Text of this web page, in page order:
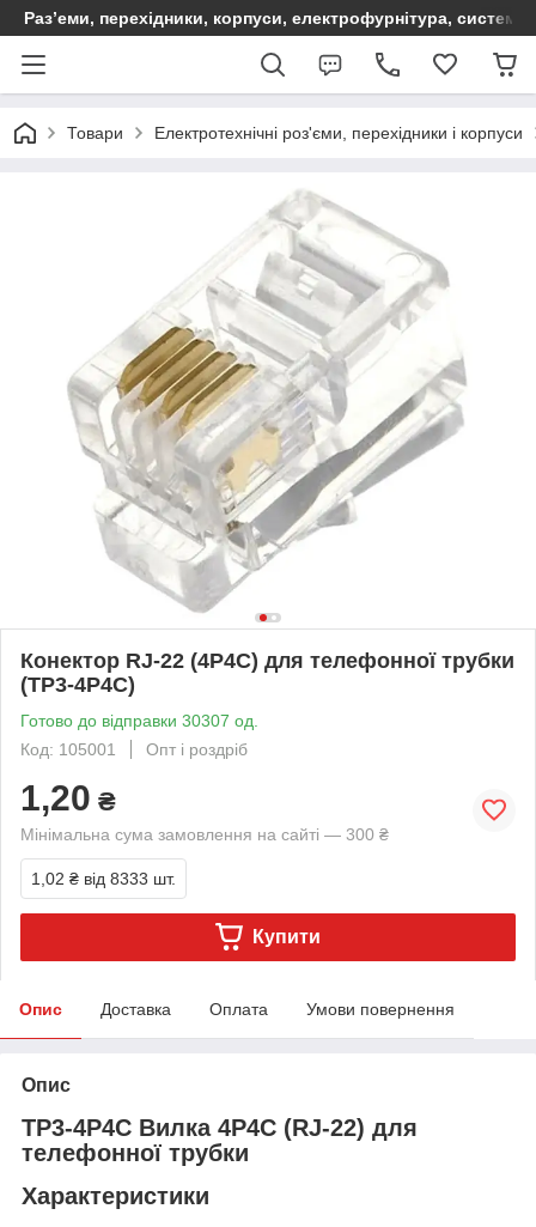
Раз’еми, перехідники, корпуси, електрофурнітура,
Товари Електротехнічні роз'єми, перехідники і корпуси
Конектор RJ-22 (4P4C) для телефонної трубки
(TP3-4P4C)
Готово до відправки 30307 од.
Код: 105001
Опт і роздріб
1,20 ₴
Мінімальна сума замовлення на сайті — 300 ₴
1,02 ₴ від 8333 шт.
Купити
Опис Доставка Оплата Умови повернення
Опис
TP3-4P4C Вилка 4Р4С (RJ-22) для
телефонної трубки
Характеристики